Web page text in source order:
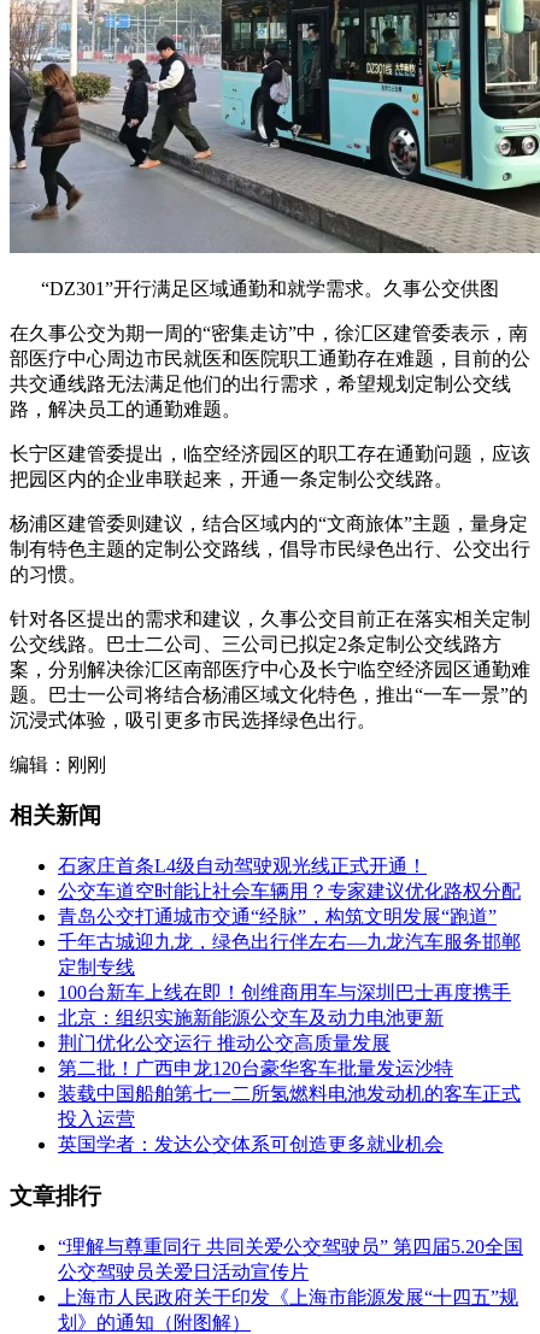
“DZ301”开行满足区域通勤和就学需求。久事公交供图
在久事公交为期一周的“密集走访”中，徐汇区建管委表示，南
部医疗中心周边市民就医和医院职工通勤存在难题，目前的公
共交通线路无法满足他们的出行需求，希望规划定制公交线
路，解决员工的通勤难题。
长宁区建管委提出，临空经济园区的职工存在通勤问题，应该
把园区内的企业串联起来，开通一条定制公交线路。
杨浦区建管委则建议，结合区域内的“文商旅体”主题，量身定
制有特色主题的定制公交路线，倡导市民绿色出行、公交出行
的习惯。
针对各区提出的需求和建议，久事公交目前正在落实相关定制
公交线路。巴士二公司、三公司已拟定2条定制公交线路方
案，分别解决徐汇区南部医疗中心及长宁临空经济园区通勤难
题。巴士一公司将结合杨浦区域文化特色，推出“一车一景”的
沉浸式体验，吸引更多市民选择绿色出行。
编辑：刚刚
相关新闻
石家庄首条L4级自动驾驶观光线正式开通！
公交车道空时能让社会车辆用？专家建议优化路权分配
青岛公交打通城市交通“经脉”，构筑文明发展“跑道”
千年古城迎九龙，绿色出行伴左右—九龙汽车服务邯郸
定制专线
100台新车上线在即！创维商用车与深圳巴士再度携手
北京：组织实施新能源公交车及动力电池更新
荆门优化公交运行 推动公交高质量发展
第二批！广西申龙120台豪华客车批量发运沙特
装载中国船舶第七一二所氢燃料电池发动机的客车正式
投入运营
英国学者：发达公交体系可创造更多就业机会
文章排行
“理解与尊重同行 共同关爱公交驾驶员” 第四届5.20全国
公交驾驶员关爱日活动宣传片
上海市人民政府关于印发《上海市能源发展“十四五”规
划》的通知（附图解）